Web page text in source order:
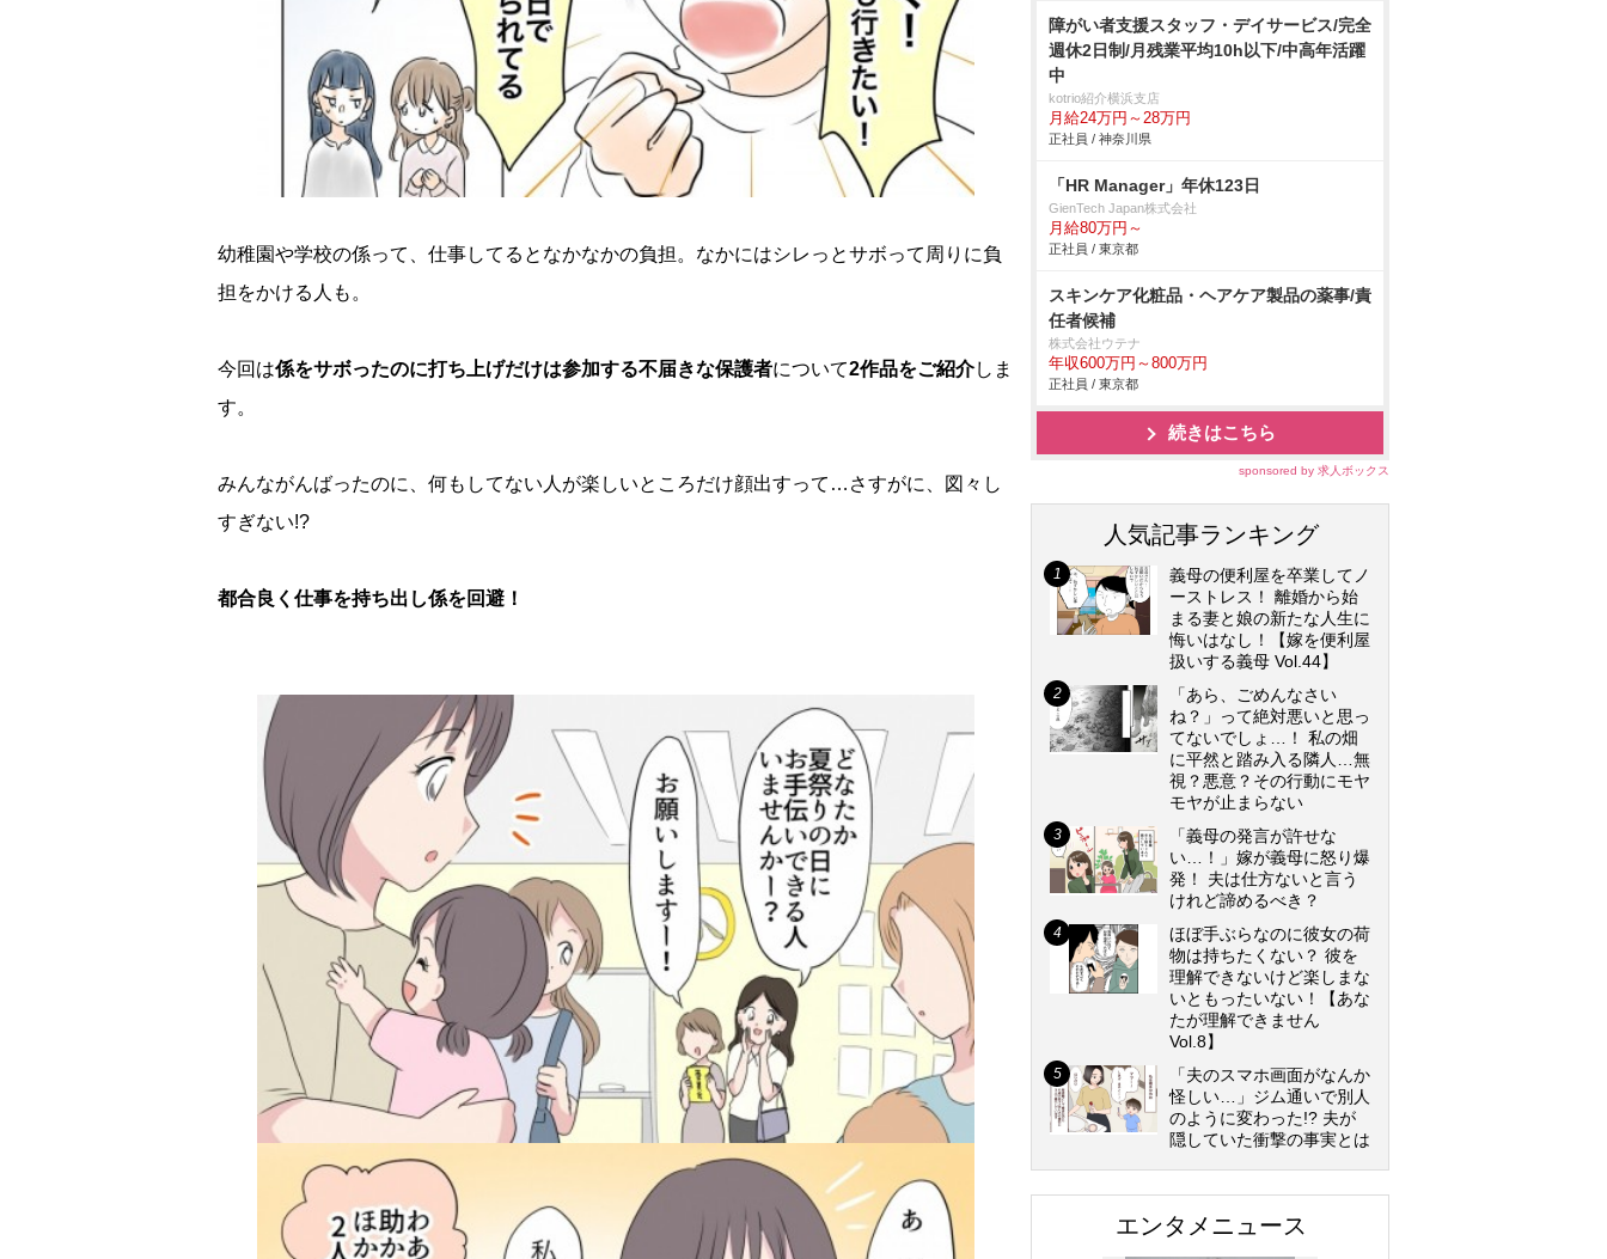
幼稚園や学校の係って、仕事してるとなかなかの負担。なかにはシレっとサボって周りに負
担をかける人も。
今回は係をサボったのに打ち上げだけは参加する不届きな保護者について2作品をご紹介しま
す。
みんながんばったのに、何もしてない人が楽しいところだけ顔出すって…さすがに、図々し
すぎない!?
都合良く仕事を持ち出し係を回避！
障がい者支援スタッフ・デイサービス/完全
週休2日制/月残業平均10h以下/中高年活躍
中
kotrio紹介横浜支店
月給24万円～28万円
正社員 / 神奈川県
「HR Manager」年休123日
GienTech Japan株式会社
月給80万円～
正社員 / 東京都
スキンケア化粧品・ヘアケア製品の薬事/責
任者候補
株式会社ウテナ
年収600万円～800万円
正社員 / 東京都
続きはこちら
sponsored by 求人ボックス
人気記事ランキング
義母の便利屋を卒業してノ
ーストレス！ 離婚から始
まる妻と娘の新たな人生に
悔いはなし！【嫁を便利屋
扱いする義母 Vol.44】
「あら、ごめんなさい
ね？」って絶対悪いと思っ
てないでしょ…！ 私の畑
に平然と踏み入る隣人…無
視？悪意？その行動にモヤ
モヤが止まらない
「義母の発言が許せな
い…！」嫁が義母に怒り爆
発！ 夫は仕方ないと言う
けれど諦めるべき？
ほぼ手ぶらなのに彼女の荷
物は持ちたくない？ 彼を
理解できないけど楽しまな
いともったいない！【あな
たが理解できません
Vol.8】
「夫のスマホ画面がなんか
怪しい…」ジム通いで別人
のように変わった!? 夫が
隠していた衝撃の事実とは
エンタメニュース